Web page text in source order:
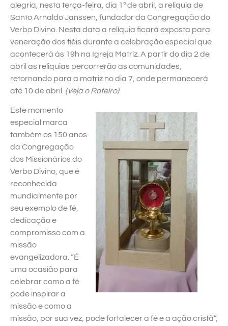
alegria, nesta terça-feira, dia 1º de abril, a relíquia de
Santo Arnaldo Janssen, fundador da Congregação do
Verbo Divino. Nesta data a relíquia ficará exposta para
veneração dos fiéis durante a celebração especial que
acontecerá às 19h na Igreja Matriz. A partir do dia 2 de
abril as reliquias percorrerão as comunidades,
retornando para a matriz no dia 7, onde permanecerá
até 10 de abril. (Veja o Roteiro)
Este momento
especial marca
também os 150 anos
da Congregação
dos Missionários do
Verbo Divino, que é
reconhecida
mundialmente por
seu exemplo de fé,
dedicação e
compromisso com a
missão
evangelizadora. “É
uma ocasião para
celebrar como a fé
pode inspirar a
missão e como a
missão, por sua vez, pode fortalecer a fé e a ação cristã”,